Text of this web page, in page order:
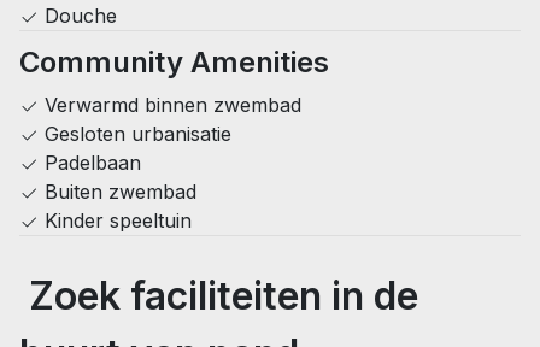
Douche
Community Amenities
Verwarmd binnen zwembad
Gesloten urbanisatie
Padelbaan
Buiten zwembad
Kinder speeltuin
Zoek faciliteiten in de